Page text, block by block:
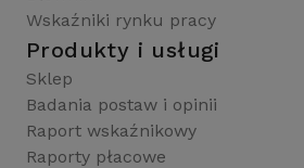
Wskaźniki rynku pracy
Produkty i usługi
Sklep
Badania postaw i opinii
Raport wskaźnikowy
Raporty płacowe